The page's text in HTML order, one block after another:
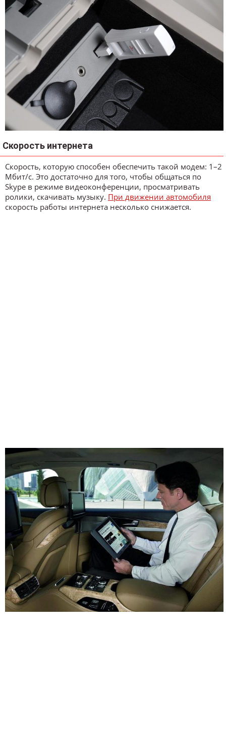
Скорость интернета
Скорость, которую способен обеспечить такой модем: 1–2
Мбит/с. Это достаточно для того, чтобы общаться по
Skype в режиме видеоконференции, просматривать
ролики, скачивать музыку. При движении автомобиля
скорость работы интернета несколько снижается.